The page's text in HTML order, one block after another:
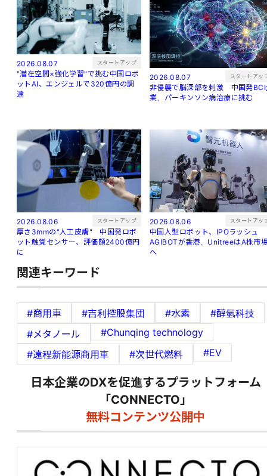
2026.08.07 スタートアップ
"潜在空間×強化学習"で挑む中国ロボ
ットAI、エンジェルで320億円の調
達
2026.08.07 スタートアッ
非侵襲で脳深部を刺激 中国発BCI
業、パーキンソン病治療に挑む
2026.08.06 スタートアップ
厚さ3mmの"人工皮膚" 中国発ロボ
ット触覚センサー、評価額2400億円
に
2026.08.06 スタートアッ
中国人型ロボット、IPOラッシュ
AGIBOTが香港、UnitreeはA株市
へ
関連キーワード
#商用車 #吉利控股集団 #水素
#醇氫科技
#メタノール
#Chunqing technology
#遠程新能源商用車
#次世代燃料 #EV
日本企業のDXを促進するプラットフォーム
「CONNECTO」
無料コンテンツ公開中